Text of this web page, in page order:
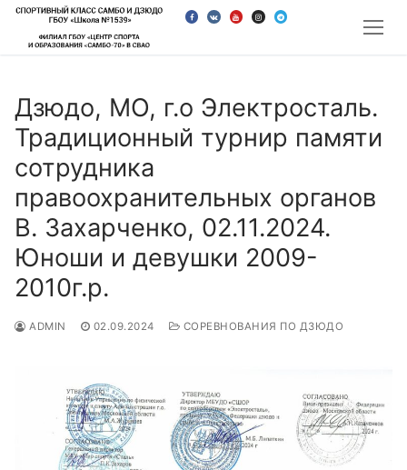
Перейти
Дзюдо, МО, г.о Электросталь.
Традиционный турнир памяти
сотрудника
правоохранительных органов
В. Захарченко, 02.11.2024.
Юноши и девушки 2009-
2010г.р.
ADMIN 02.09.2024 СОРЕВНОВАНИЯ ПО ДЗЮДО